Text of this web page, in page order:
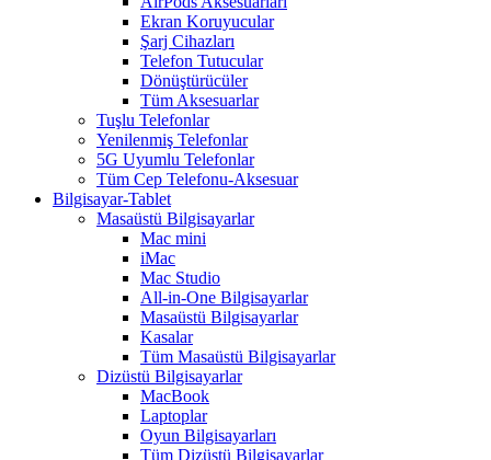
Ekran Koruyucular
Şarj Cihazları
Telefon Tutucular
Dönüştürücüler
Tüm Aksesuarlar
Tuşlu Telefonlar
Yenilenmiş Telefonlar
5G Uyumlu Telefonlar
Tüm Cep Telefonu-Aksesuar
Bilgisayar-Tablet
Masaüstü Bilgisayarlar
Mac mini
iMac
Mac Studio
All-in-One Bilgisayarlar
Masaüstü Bilgisayarlar
Kasalar
Tüm Masaüstü Bilgisayarlar
Dizüstü Bilgisayarlar
MacBook
Laptoplar
Oyun Bilgisayarları
Tüm Dizüstü Bilgisayarlar